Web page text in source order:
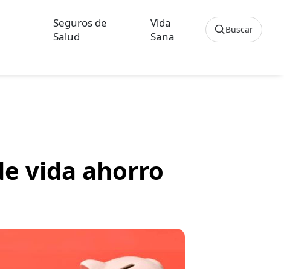
Seguros de
Salud
Vida
Sana
Buscar
vida ahorro